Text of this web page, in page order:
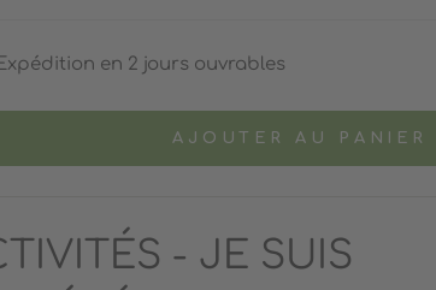
Expédition en 2 jours ouvrables
AJOUTER AU PANIER
- JE SUIS